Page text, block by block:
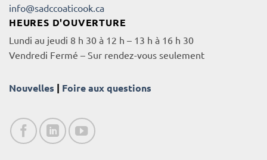
info@sadccoaticook.ca
HEURES D'OUVERTURE
Lundi au jeudi 8 h 30 à 12 h – 13 h à 16 h 30
Vendredi Fermé – Sur rendez-vous seulement
Nouvelles | Foire aux questions